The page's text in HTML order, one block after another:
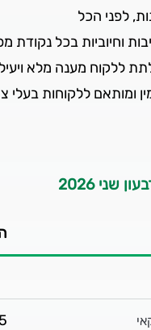
לפני הכל
וחיוביות בכל נקודת
ללקוח מענה מלא
ומותאם ללקוחות בעלי
שני 2026
5 דקות בממוצע